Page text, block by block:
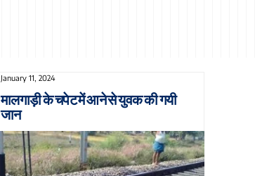
January 11, 2024
मालगाड़ी के चपेट में आने से युवक की गयी
जान